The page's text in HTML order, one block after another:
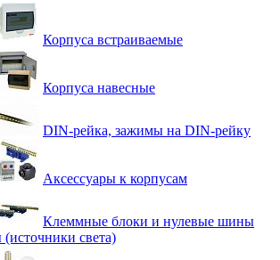
Корпуса встраиваемые
Корпуса навесные
DIN-рейка, зажимы на DIN-рейку
Аксессуары к корпусам
Клеммные блоки и нулевые шины
света)